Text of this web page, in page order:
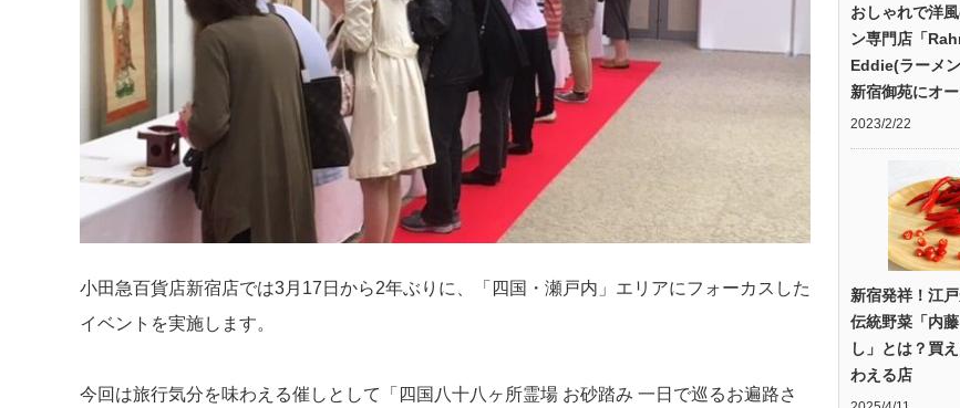
小田急百貨店新宿店では3月17日から2年ぶりに、「四国・瀬戸内」エリアにフォーカスした
イベントを実施します。
今回は旅行気分を味わえる催しとして「四国八十八ヶ所霊場 お砂踏み 一日で巡るお遍路さ
おしゃれで洋
ン専門店「
Eddie(ラーメン
新宿御苑にオ
2023/2/22
新宿発祥！江
伝統野菜「内
し」とは？買
わえる店